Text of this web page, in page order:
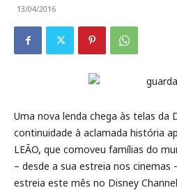
13/04/2016
Uma nova lenda chega às telas da
continuidade à aclamada história
LEÃO, que comoveu famílias do
– desde a sua estreia nos cinemas
estreia este mês no Disney